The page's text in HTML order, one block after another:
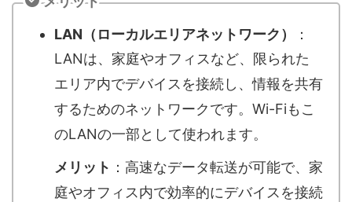
LAN（ローカルエリアネットワーク）
：
LANは、家庭やオフィスなど、限られた
エリア内でデバイスを接続し、情報を共有
するためのネットワークです。Wi-Fiもこ
のLANの一部として使われます。
メリット ：高速なデータ転送が可能で、家
庭やオフィス内で効率的にデバイスを接続